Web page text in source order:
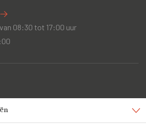
08:30 tot 17:00 uur